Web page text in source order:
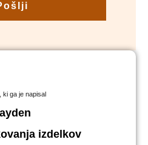
ki ga je napisal
izdelkov